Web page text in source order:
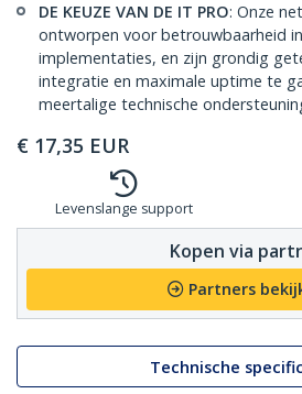
DE KEUZE VAN DE IT PRO: Onze
ontworpen voor betrouwbaarheid
implementaties, en zijn grondig
integratie en maximale uptime te
meertalige technische
€ 17,35 EUR
Levenslange support
Kopen via
Partners
Technische